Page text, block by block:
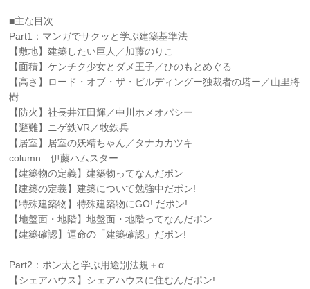
■主な目次
Part1：マンガでサクッと学ぶ建築基準法
【敷地】建築したい巨人／加藤のりこ
【面積】ケンチク少女とダメ王子／ひのもとめぐる
【高さ】ロード・オブ・ザ・ビルディングー独裁者の塔ー／山里將
樹
【防火】社長井江田輝／中川ホメオパシー
【避難】ニゲ鉄VR／牧鉄兵
【居室】居室の妖精ちゃん／タナカカツキ
column 伊藤ハムスター
【建築物の定義】建築物ってなんだポン
【建築の定義】建築について勉強中だポン!
【特殊建築物】特殊建築物にGO! だポン!
【地盤面・地階】地盤面・地階ってなんだポン
【建築確認】運命の「建築確認」だポン!
Part2：ポン太と学ぶ用途別法規＋α
【シェアハウス】シェアハウスに住むんだポン!